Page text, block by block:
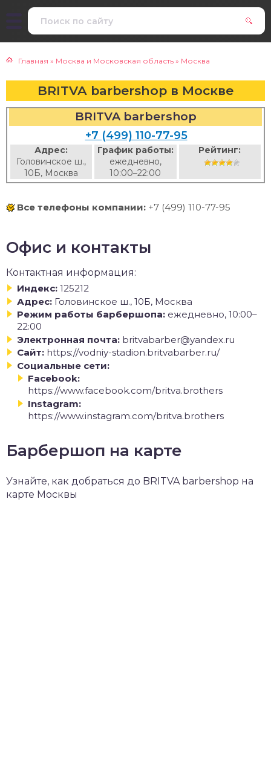
Главная » Москва и Московская область » Москва
BRITVA barbershop в Москве
BRITVA barbershop
+7 (499) 110-77-95
Адрес:
Головинское ш.,
10Б, Москва
График работы:
ежедневно,
10:00–22:00
Рейтинг:
Все телефоны компании: +7 (499) 110-77-95
Офис и контакты
Контактная информация:
Индекс: 125212
Адрес: Головинское ш., 10Б, Москва
Режим работы барбершопа: ежедневно, 10:00–
22:00
Электронная почта: britvabarber@yandex.ru
Сайт: https://vodniy-stadion.britvabarber.ru/
Социальные сети:
Facebook:
https://www.facebook.com/britva.brothers
Instagram:
https://www.instagram.com/britva.brothers
Барбершоп на карте
Узнайте, как добраться до BRITVA barbershop на
карте Москвы